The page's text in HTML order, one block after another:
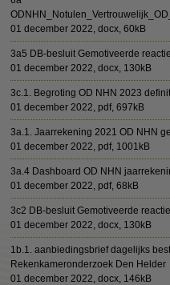
01 december 2022,docx, 60kB
3a5 DB-besluit Gemotiveerde
01 december 2022,docx, 130kB
3c.1. Begroting OD NHN 2023
01 december 2022, pdf, 697kB
3a.1. Jaarrekening 2021 OD NHN
01 december 2022, pdf, 1001kB
3a.4 Dashboard OD NHN
01 december 2022, pdf, 68kB
3c2 DB-besluit Gemotiveerde
01 december 2022,docx, 130kB
1b.1. aanbiedingsbrief dagelijks
Rekenkameronderzoek Den Helder
01 december 2022,docx, 146kB